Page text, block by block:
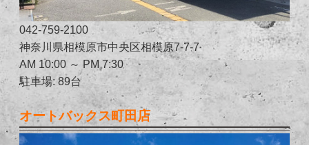
042-759-2100
神奈川県相模原市中央区相模原7-7-7
AM 10:00 ～ PM 7:30
駐車場: 89台
オートバックス町田店